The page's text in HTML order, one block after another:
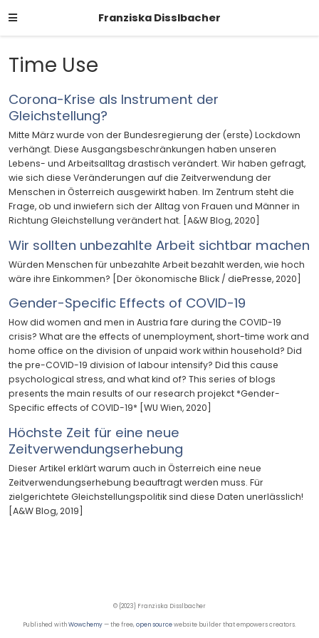
Franziska Disslbacher
Time Use
Corona-Krise als Instrument der
Gleichstellung?
Mitte März wurde von der Bundesregierung der (erste) Lockdown
verhängt. Diese Ausgangsbeschränkungen haben unseren
Lebens- und Arbeitsalltag drastisch verändert. Wir haben gefragt,
wie sich diese Veränderungen auf die Zeitverwendung der
Menschen in Österreich ausgewirkt haben. Im Zentrum steht die
Frage, ob und inwiefern sich der Alltag von Frauen und Männer in
Richtung Gleichstellung verändert hat. [A&W Blog, 2020]
Wir sollten unbezahlte Arbeit sichtbar machen
Würden Menschen für unbezahlte Arbeit bezahlt werden, wie hoch
wäre ihre Einkommen? [Der ökonomische Blick / diePresse, 2020]
Gender-Specific Effects of COVID-19
How did women and men in Austria fare during the COVID-19
crisis? What are the effects of unemployment, short-time work and
home office on the division of unpaid work within household? Did
the pre-COVID-19 division of labour intensify? Did this cause
psychological stress, and what kind of? This series of blogs
presents the main results of our research projekct *Gender-
Specific effects of COVID-19* [WU Wien, 2020]
Höchste Zeit für eine neue
Zeitverwendungserhebung
Dieser Artikel erklärt warum auch in Österreich eine neue
Zeitverwendungserhebung beauftragt werden muss. Für
zielgerichtete Gleichstellungspolitik sind diese Daten unerlässlich!
[A&W Blog, 2019]
© {2023} Franziska Disslbacher
Published withWowchemy— the free, open sourcewebsite builder that empowers creators.